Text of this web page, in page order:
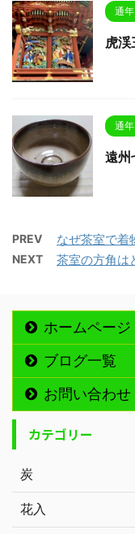
通年
虎渓
通年
遠州
PREV なぜ茶室で着
NEXT 茶室の方角は
ホームページ
ブログ一覧
お問い合わせ
カテゴリー
炭
花入